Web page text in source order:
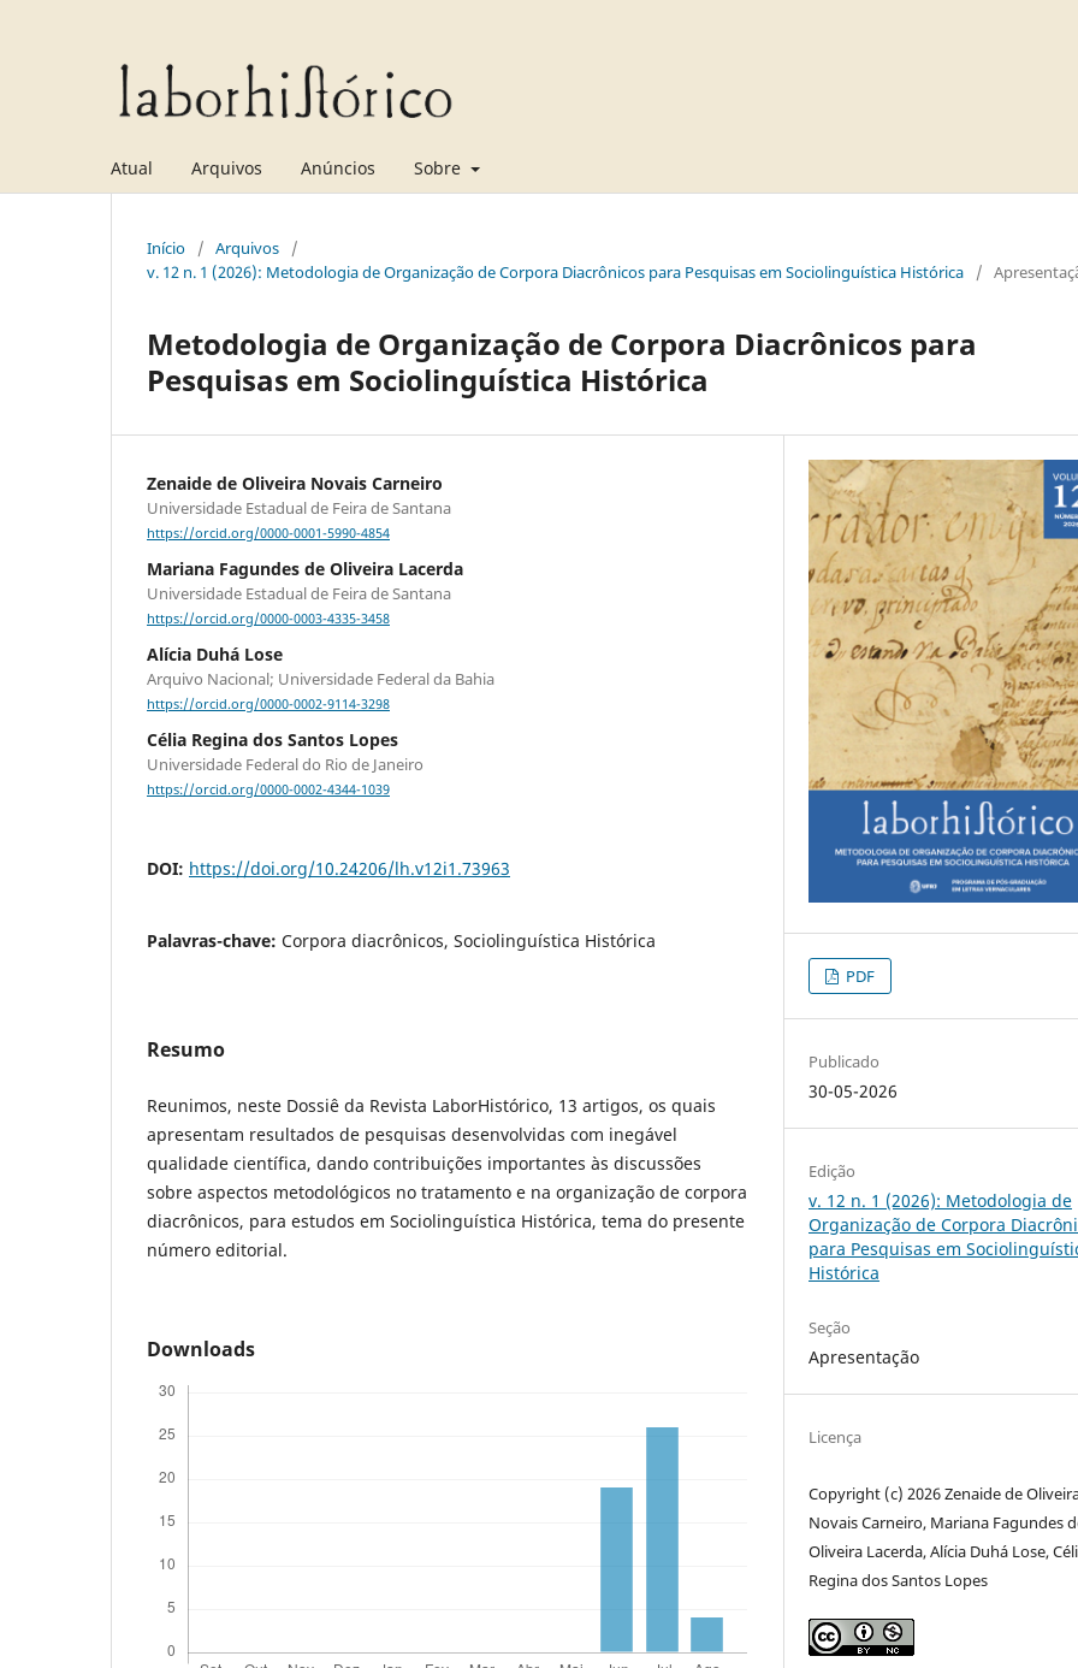
Atual Arquivos Anúncios Sobre
Início / Arquivos
/
v. 12 n. 1 (2026): Metodologia de Organização de Corpora Diacrônicos para Pesquisas em Sociolinguística Histórica
/
Metodologia de Organização de Corpora Diacrônicos para
Pesquisas em Sociolinguística Histórica
Zenaide de Oliveira Novais Carneiro
Universidade Estadual de Feira de Santana
https://orcid.org/0000-0001-5990-4854
Mariana Fagundes de Oliveira Lacerda
Universidade Estadual de Feira de Santana
https://orcid.org/0000-0003-4335-3458
Alícia Duhá Lose
Arquivo Nacional; Universidade Federal da Bahia
https://orcid.org/0000-0002-9114-3298
Célia Regina dos Santos Lopes
Universidade Federal do Rio de Janeiro
https://orcid.org/0000-0002-4344-1039
DOI: https://doi.org/10.24206/lh.v12i1.73963
Palavras-chave: Corpora diacrônicos, Sociolinguística Histórica
Resumo
Reunimos, neste Dossiê da Revista LaborHistórico, 13 artigos, os quais
apresentam resultados de pesquisas desenvolvidas com inegável
qualidade científica, dando contribuições importantes às discussões
sobre aspectos metodológicos no tratamento e na organização de corpora
diacrônicos, para estudos em Sociolinguística Histórica, tema do presente
número editorial.
Downloads
PDF
Publicado
30-05-2026
Edição
v. 12 n. 1 (2026): Metodologia de
Organização de Corpora
para Pesquisas em
Histórica
Seção
Apresentação
Licença
Copyright (c) 2026 Zenaide de
Novais Carneiro, Mariana Fagundes
Oliveira Lacerda, Alícia Duhá Lose,
Regina dos Santos Lopes